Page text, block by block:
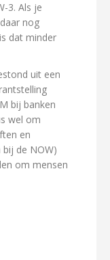
3. Als je
nog
dat minder
uit een
bij banken
wel om
en
de NOW)
om mensen